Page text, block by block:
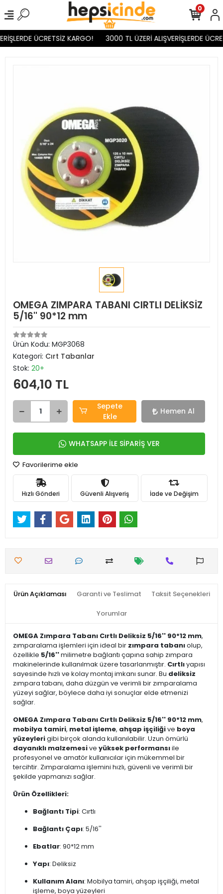
ÜCRETSİZ KARGO! 3000 TL ÜZERİ ALIŞVERİŞLERDE
0
OMEGA ZIMPARA TABANI CIRTLI DELİKSİZ
5/16'' 90*12 mm
Ürün Kodu: MGP3068
Kategori: Cırt Tabanlar
Stok: 20+
604,10 TL
Sepete
Ekle
Hemen Al
WHATSAPP İLE SİPARİŞ VER
Favorilerime ekle
Hızlı Gönderi Güvenli Alışveriş İade ve Değişim
Ürün Açıklaması Garanti ve Teslimat Taksit Seçenekleri
Yorumlar
OMEGA Zımpara Tabanı Cırtlı Deliksiz 5/16'' 90*12 mm,
zımparalama işlemleri için ideal bir zımpara tabanıolup,
özellikle 5/16''milimetre bağlantı çapına sahip zımpara
makinelerinde kullanılmak üzere tasarlanmıştır. Cırtlıyapısı
sayesinde hızlı ve kolay montaj imkanı sunar. Bu deliksiz
zımpara tabanı, daha düzgün ve verimli bir zımparalama
yüzeyi sağlar, böylece daha iyi sonuçlar elde etmenizi
sağlar.
OMEGA Zımpara Tabanı Cırtlı Deliksiz 5/16'' 90*12 mm,
mobilya tamiri, metal işleme, ahşap işçiliğive boya
yüzeylerigibi birçok alanda kullanılabilir. Uzun ömürlü
dayanıklı malzemesive yüksek performansıile
profesyonel ve amatör kullanıcılar için mükemmel bir
tercihtir. Zımparalama işlemini hızlı, güvenli ve verimli bir
şekilde yapmanızı sağlar.
Ürün Özellikleri:
Bağlantı Tipi: Cırtlı
Bağlantı Çapı: 5/16''
Ebatlar: 90*12 mm
Yapı: Deliksiz
Kullanım Alanı: Mobilya tamiri, ahşap işçiliği, metal
işleme, boya yüzeyleri